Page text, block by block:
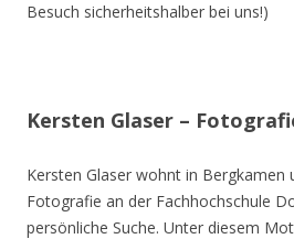
Besuch sicherheitshalber bei uns!)
Kersten Glaser –
Kersten Glaser wohnt in Bergkamen
Fotografie an der Fachhochschule
persönliche Suche. Unter diesem